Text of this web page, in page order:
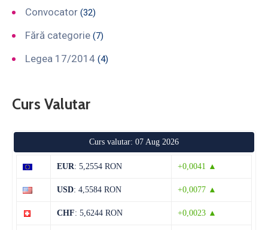
Convocator (32)
Fără categorie (7)
Legea 17/2014 (4)
Curs Valutar
Curs valutar: 07 Aug 2026
EUR: 5,2554 RON +0,0041 ▲
USD: 4,5584 RON +0,0077 ▲
CHF: 5,6244 RON +0,0023 ▲